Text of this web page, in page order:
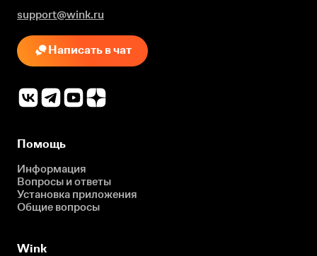
support@wink.ru
Написать в чат
Помощь
Информация
Вопросы и ответы
Установка приложения
Общие вопросы
Wink